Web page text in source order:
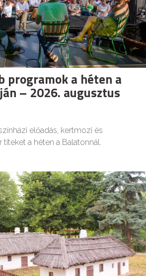
programok a héten a
– 2026. augusztus
előadás, kertmozi és
a héten a Balatonnál.